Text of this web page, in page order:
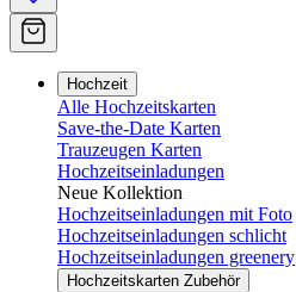
Hochzeit
Alle Hochzeitskarten
Save-the-Date Karten
Trauzeugen Karten
Hochzeitseinladungen
Neue Kollektion
Hochzeitseinladungen mit Foto
Hochzeitseinladungen schlicht
Hochzeitseinladungen greenery
Hochzeitskarten Zubehör